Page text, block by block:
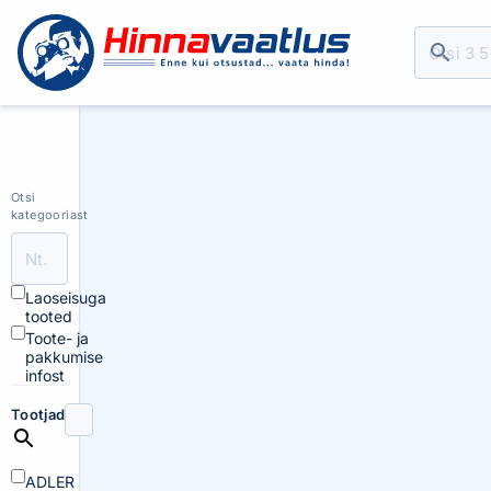
Otsi
kategooriast
Laoseisuga
tooted
Toote- ja
pakkumise
infost
Tootjad
ADLER